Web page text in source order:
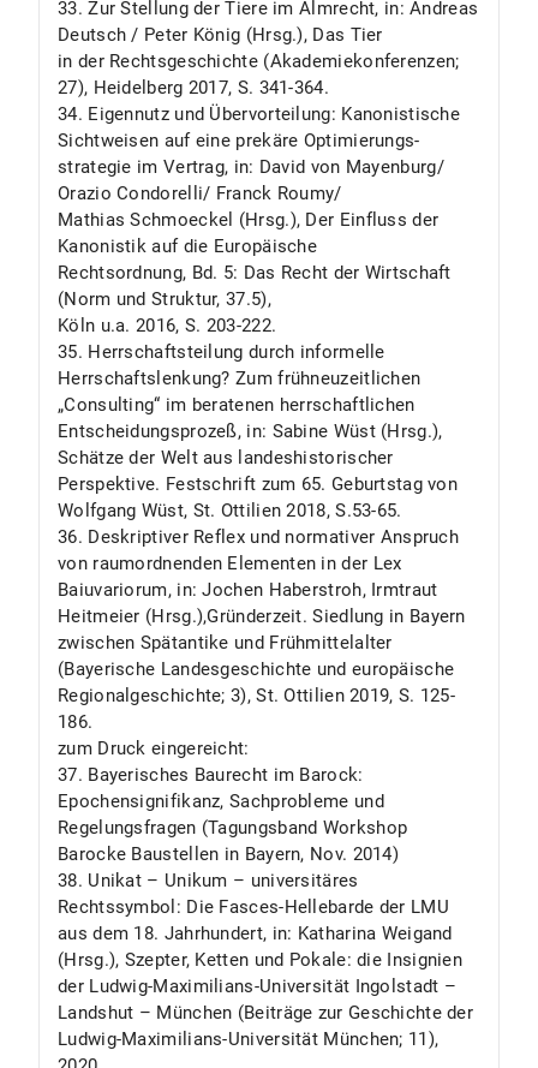
33. Zur Stellung der Tiere im Almrecht, in: Andreas
Deutsch / Peter König (Hrsg.), Das Tier
in der Rechtsgeschichte (Akademiekonferenzen;
27), Heidelberg 2017, S. 341-364.
34. Eigennutz und Übervorteilung: Kanonistische
Sichtweisen auf eine prekäre Optimierungs-
strategie im Vertrag, in: David von Mayenburg/
Orazio Condorelli/ Franck Roumy/
Mathias Schmoeckel (Hrsg.), Der Einfluss der
Kanonistik auf die Europäische
Rechtsordnung, Bd. 5: Das Recht der Wirtschaft
(Norm und Struktur, 37.5),
Köln u.a. 2016, S. 203-222.
35. Herrschaftsteilung durch informelle
Herrschaftslenkung? Zum frühneuzeitlichen
„Consulting“ im beratenen herrschaftlichen
Entscheidungsprozeß, in: Sabine Wüst (Hrsg.),
Schätze der Welt aus landeshistorischer
Perspektive. Festschrift zum 65. Geburtstag von
Wolfgang Wüst, St. Ottilien 2018, S.53-65.
36. Deskriptiver Reflex und normativer Anspruch
von raumordnenden Elementen in der Lex
Baiuvariorum, in: Jochen Haberstroh, Irmtraut
Heitmeier (Hrsg.),Gründerzeit. Siedlung in Bayern
zwischen Spätantike und Frühmittelalter
(Bayerische Landesgeschichte und europäische
Regionalgeschichte; 3), St. Ottilien 2019, S. 125-
186.
zum Druck eingereicht:
37. Bayerisches Baurecht im Barock:
Epochensignifikanz, Sachprobleme und
Regelungsfragen (Tagungsband Workshop
Barocke Baustellen in Bayern, Nov. 2014)
38. Unikat – Unikum – universitäres
Rechtssymbol: Die Fasces-Hellebarde der LMU
aus dem 18. Jahrhundert, in: Katharina Weigand
(Hrsg.), Szepter, Ketten und Pokale: die Insignien
der Ludwig-Maximilians-Universität Ingolstadt –
Landshut – München (Beiträge zur Geschichte der
Ludwig-Maximilians-Universität München; 11),